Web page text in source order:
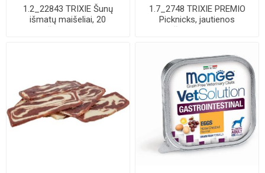
1.2_22843 TRIXIE Šunų
išmatų maišeliai, 20
maišelių-rulone, ...
1.7_2748 TRIXIE PREMIO
Picknicks, jautienos
dešrelės, 8 cm, ...